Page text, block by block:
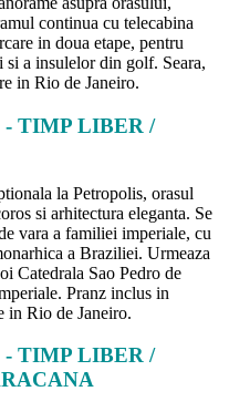
continua cu telecabina
in doua etape, pentru
si a insulelor din golf. Seara,
in Rio de Janeiro.
TIMP LIBER /
la Petropolis, orasul
si arhitectura eleganta. Se
vara a familiei imperiale, cu
a Braziliei. Urmeaza
Catedrala Sao Pedro de
Pranz inclus in
in Rio de Janeiro.
TIMP LIBER /